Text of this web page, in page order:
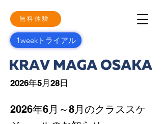
無料体験
1weekトライアル
2026年5月28日
2026年6月～8月のクラススケ